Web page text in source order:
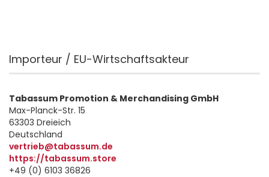
Importeur / EU-Wirtschaftsakteur
Tabassum Promotion & Merchandising GmbH
Max-Planck-Str. 15
63303 Dreieich
Deutschland
vertrieb@tabassum.de
https://tabassum.store
+49 (0) 6103 36826